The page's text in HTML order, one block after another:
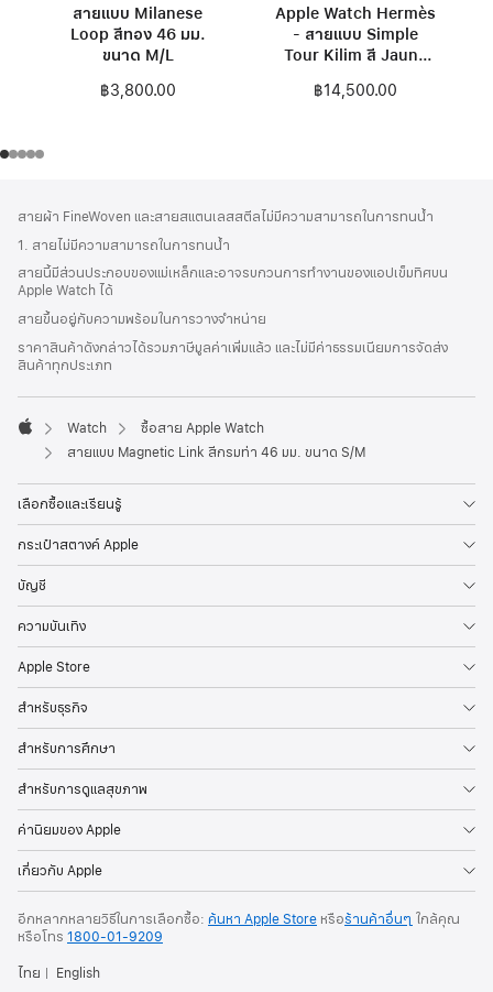
สายแบบ Milanese
Loop สีทอง 46 มม.
ขนาด M/L
฿3,800.00
Apple Watch Hermès
- สายแบบ Simple
Tour Kilim สี Jaune
฿14,500.00
ท้าย
กระดาษ
เชิงอรรถ
สายผ้า FineWoven และสายสแตนเลสสตีลไม่มีความสามารถในการทนน้ำ
1. สายไม่มีความสามารถในการทนน้ำ
สายนี้มีส่วนประกอบของแม่เหล็กและอาจรบกวนการทำงานของแอปเข็มทิศบน
Apple Watch ได้
สายขึ้นอยู่กับความพร้อมในการวางจำหน่าย
ราคาสินค้าดังกล่าวได้รวมภาษีมูลค่าเพิ่มแล้ว และไม่มีค่าธรรมเนียมการจัดส่ง
สินค้าทุกประเภท
Apple
Watch
ซื้อสาย Apple Watch
สายแบบ Magnetic Link สีกรมท่า 46 มม. ขนาด S/M
เลือกซื้อและเรียนรู้
กระเป๋าสตางค์ Apple
บัญชี
ความบันเทิง
Apple Store
สำหรับธุรกิจ
สำหรับการศึกษา
สำหรับการดูแลสุขภาพ
ค่านิยมของ Apple
เกี่ยวกับ Apple
อีกหลากหลายวิธีในการเลือกซื้อ: ค้นหา Apple Store หรือร้านค้าอื่นๆ ใกล้คุณ
หรือโทร 1800-01-9209
ไทย
English